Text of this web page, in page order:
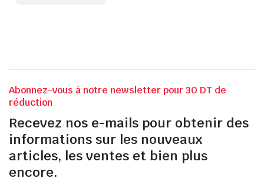
Abonnez-vous à notre newsletter pour 30 DT de
réduction
Recevez nos e-mails pour obtenir des
informations sur les nouveaux
articles, les ventes et bien plus
encore.